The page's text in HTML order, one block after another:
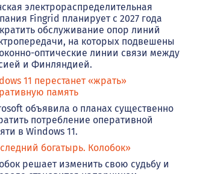
электрораспределительная
Fingrid планирует с 2027 года
обслуживание опор линий
на которых подвешены
оптические линии связи между
и Финляндией.
11 перестанет «жрать»
память
объявила о планах существенно
потребление оперативной
в Windows 11.
богатырь. Колобок»
решает изменить свою судьбу и